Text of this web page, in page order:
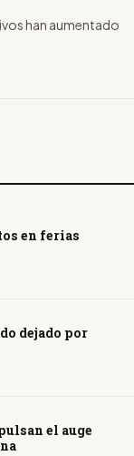
han aumentado
en ferias
dejado por
el auge